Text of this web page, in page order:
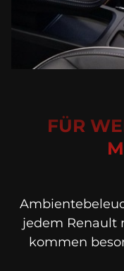
FÜR
jedem Renault
kommen